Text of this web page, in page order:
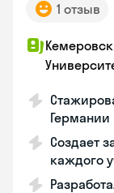
1 отзыв
Германии
Создает
каждого